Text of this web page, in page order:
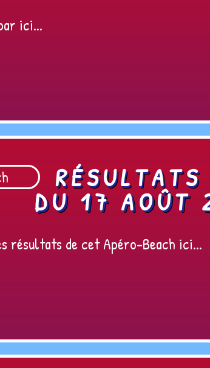
ici...
DU 17 AOÛT
résultats de cet Apéro-Beach ici...